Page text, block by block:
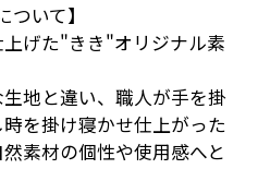
ついて】
げた"きき"オリジナル素
地と違い、職人が手を掛
を掛け寝かせ仕上がった
素材の個性や使用感へと